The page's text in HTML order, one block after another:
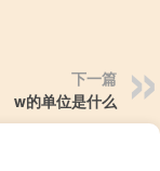
下一篇
w的单位是什么